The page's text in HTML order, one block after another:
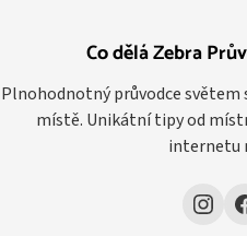
Co dělá Zebra
Plnohodnotný průvodce světem
místě. Unikátní tipy od
internetu